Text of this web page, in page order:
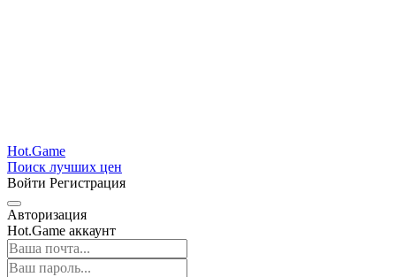
Hot.Game
Поиск лучших цен
Войти Регистрация
Авторизация
Hot.Game аккаунт